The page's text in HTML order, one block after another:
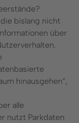
bislang nicht
über
hinausgehen”,
alle
nutzt Parkdaten